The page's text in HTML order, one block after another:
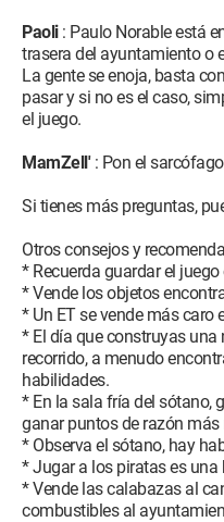
Paoli: Paulo Norable está
trasera del ayuntamiento o
La gente se enoja, basta
pasar y si no es el caso,
el juego.
MamZell': Pon el
Si tienes más preguntas,
Otros consejos y
* Recuerda guardar el
* Vende los objetos
* Un ET se vende más caro
* El día que construyas
recorrido, a menudo
habilidades.
* En la sala fría del sótano,
ganar puntos de razón
* Observa el sótano, hay
* Jugar a los piratas es
* Vende las calabazas al
combustibles al